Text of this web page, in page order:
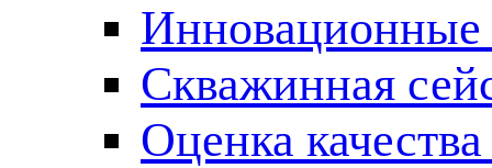
Инновационные
Скважинная
Оценка